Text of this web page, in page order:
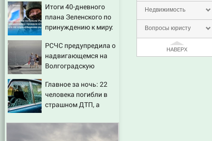
Недвижимость
Вопросы юристу
НАВЕРХ
маленькую девочку с
игрушкой
Итоги 40-дневного
плана Зеленского по
принуждению к миру:
полный разбор
провала операции
Украины от военкора
РСЧС предупредила о
надвигающемся на
Волгоградскую
Главное за ночь: 22
человека погибли в
страшном ДТП, а
отдых в Турции